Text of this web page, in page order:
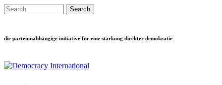
Direkt zum Inhalt
Search this site
die parteiunabhängige initiative für eine stärkung direkter demokratie